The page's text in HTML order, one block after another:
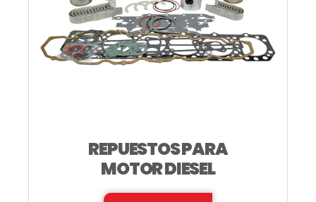
REPUESTOS PARA
MOTOR DIESEL